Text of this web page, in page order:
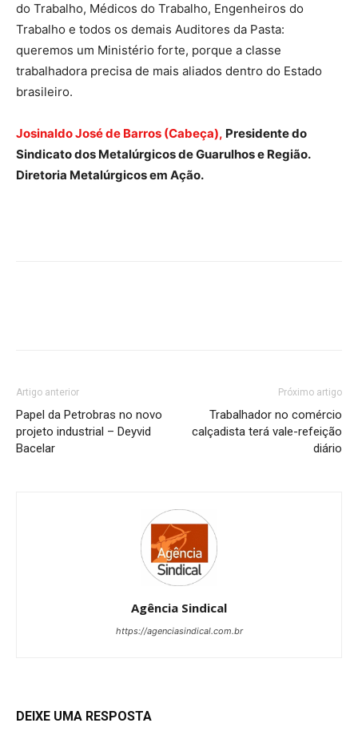
do Trabalho, Médicos do Trabalho, Engenheiros do
Trabalho e todos os demais Auditores da Pasta:
queremos um Ministério forte, porque a classe
trabalhadora precisa de mais aliados dentro do Estado
brasileiro.
Josinaldo José de Barros (Cabeça), Presidente do
Sindicato dos Metalúrgicos de Guarulhos e Região.
Diretoria Metalúrgicos em Ação.
Artigo anterior
Papel da Petrobras no novo
projeto industrial – Deyvid
Bacelar
Próximo artigo
Trabalhador no comércio
calçadista terá vale-refeição
diário
Agência Sindical
https://agenciasindical.com.br
DEIXE UMA RESPOSTA